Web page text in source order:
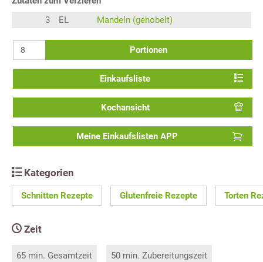
3
EL Mandeln (gehobelt)
Portionen
Einkaufsliste
Kochansicht
Meine Einkaufslisten APP
Kategorien
Schnitten Rezepte Glutenfreie Rezepte Torten
Zeit
65 min. Gesamtzeit 50 min. Zubereitungszeit